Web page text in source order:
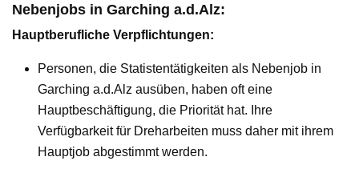
Nebenjobs in Garching a.d.Alz:
Hauptberufliche Verpflichtungen:
Personen, die Statistentätigkeiten als Nebenjob in
Garching a.d.Alz ausüben, haben oft eine
Hauptbeschäftigung, die Priorität hat. Ihre
Verfügbarkeit für Dreharbeiten muss daher mit ihrem
Hauptjob abgestimmt werden.